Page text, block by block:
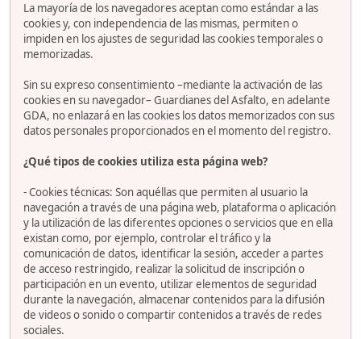
La mayoría de los navegadores aceptan como estándar a las
cookies y, con independencia de las mismas, permiten o
impiden en los ajustes de seguridad las cookies temporales o
memorizadas.
Sin su expreso consentimiento –mediante la activación de las
cookies en su navegador– Guardianes del Asfalto, en adelante
GDA, no enlazará en las cookies los datos memorizados con sus
datos personales proporcionados en el momento del registro.
¿Qué tipos de cookies utiliza esta página web?
- Cookies técnicas: Son aquéllas que permiten al usuario la
navegación a través de una página web, plataforma o aplicación
y la utilización de las diferentes opciones o servicios que en ella
existan como, por ejemplo, controlar el tráfico y la
comunicación de datos, identificar la sesión, acceder a partes
de acceso restringido, realizar la solicitud de inscripción o
participación en un evento, utilizar elementos de seguridad
durante la navegación, almacenar contenidos para la difusión
de videos o sonido o compartir contenidos a través de redes
sociales.